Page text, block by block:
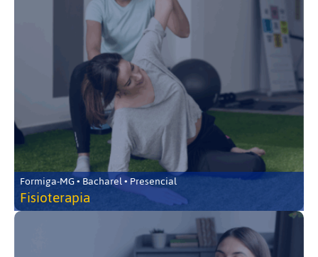
Formiga-MG • Bacharel • Presencial
Fisioterapia